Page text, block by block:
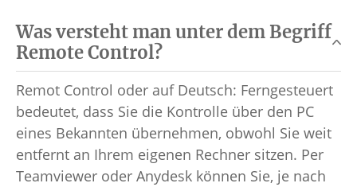
Was versteht man unter dem Begriff
Remote Control?
Remot Control oder auf Deutsch: Ferngesteuert
bedeutet, dass Sie die Kontrolle über den PC
eines Bekannten übernehmen, obwohl Sie weit
entfernt an Ihrem eigenen Rechner sitzen. Per
Teamviewer oder Anydesk können Sie, je nach